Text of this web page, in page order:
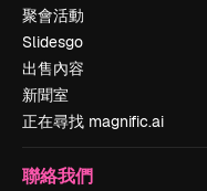
聚會活動
Slidesgo
出售內容
新聞室
正在尋找 magnific.ai
聯絡我們